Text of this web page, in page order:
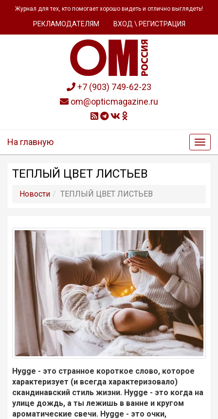
Журнал для тех, кто помогает хорошо видеть и отлично выглядеть!
РЕКЛАМОДАТЕЛЯМ ВХОД \ РЕГИСТРАЦИЯ
+7 (903) 749-62-23
om@opticmagazine.ru
На главную
ТЕПЛЫЙ ЦВЕТ ЛИСТЬЕВ
Новости ТЕПЛЫЙ ЦВЕТ ЛИСТЬЕВ
Hygge - это странное короткое слово, которое
характеризует (и всегда характеризовало)
скандинавский стиль жизни. Hygge - это когда на
улице дождь, а ты лежишь в ванне и кругом
ароматические свечи. Hygge - это очки,